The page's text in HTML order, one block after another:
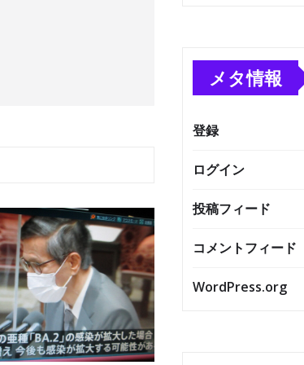
メタ情報
登録
ログイン
投稿フィード
コメントフィード
WordPress.org